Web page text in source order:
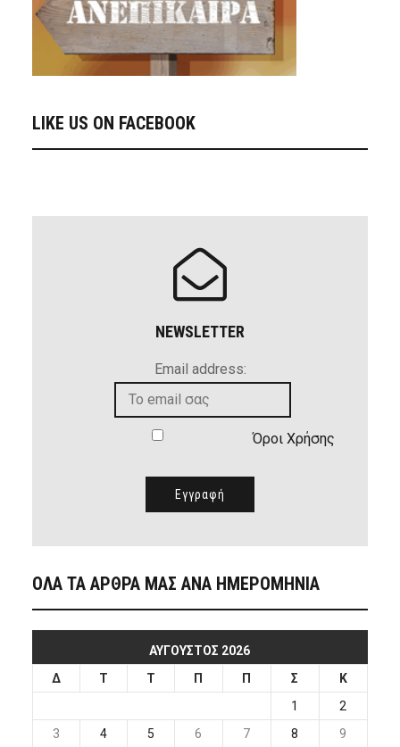
LIKE US ON FACEBOOK
NEWSLETTER
Email address:
Όροι Χρήσης
ΟΛΑ ΤΑ ΑΡΘΡΑ ΜΑΣ ΑΝΑ ΗΜΕΡΟΜΗΝΙΑ
ΑΎΓΟΥΣΤΟΣ 2026
Δ
Τ Τ Π Π Σ
Κ
1
2
3
4 5 6 7 8 9